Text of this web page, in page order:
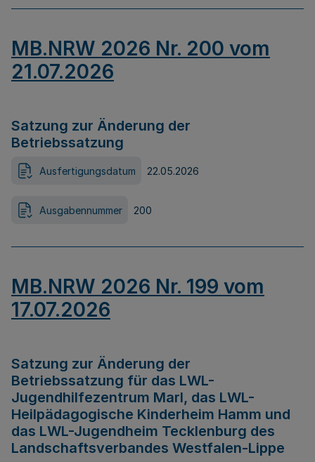
MB.NRW 2026 Nr. 200 vom
21.07.2026
Satzung zur Änderung der
Betriebssatzung
Ausfertigungsdatum 22.05.2026
Ausgabennummer 200
MB.NRW 2026 Nr. 199 vom
17.07.2026
Satzung zur Änderung der
Betriebssatzung für das LWL-
Jugendhilfezentrum Marl, das LWL-
Heilpädagogische Kinderheim Hamm und
das LWL-Jugendheim Tecklenburg des
Landschaftsverbandes Westfalen-Lippe